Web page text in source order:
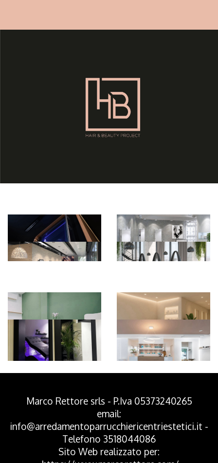
Marco Rettore srls - P.Iva 05373240265
email:
info@arredamentoparrucchiericentriestetici.it -
Telefono 3518044086
Sito Web realizzato per: